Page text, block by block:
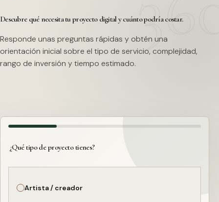
Descubre qué necesita tu proyecto digital y cuánto podría costar.
Responde unas preguntas rápidas y obtén una
orientación inicial sobre el tipo de servicio, complejidad,
rango de inversión y tiempo estimado.
¿Qué tipo de proyecto tienes?
Artista / creador